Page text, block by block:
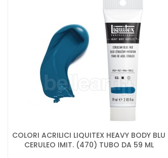
COLORI ACRILICI LIQUITEX HEAVY BODY BLU
CERULEO IMIT. (470) TUBO DA 59 ML